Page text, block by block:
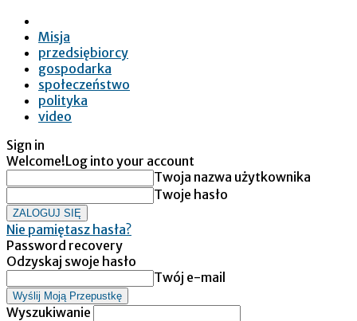
Misja
przedsiębiorcy
gospodarka
społeczeństwo
polityka
video
Sign in
Welcome!Log into your account
Twoja nazwa użytkownika
Twoje hasło
Nie pamiętasz hasła?
Password recovery
Odzyskaj swoje hasło
Twój e-mail
Wyszukiwanie